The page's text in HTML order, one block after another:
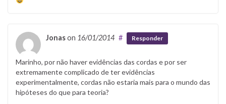
Jonason 16/01/2014 # Responder
Marinho, por não haver evidências das cordas e por ser
extremamente complicado de ter evidências
experimentalmente, cordas não estaria mais para o mundo das
hipóteses do que para teoria?